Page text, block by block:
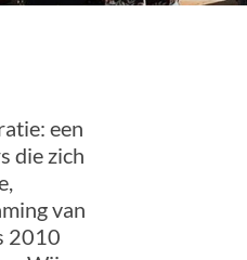
een
die zich
van
2010